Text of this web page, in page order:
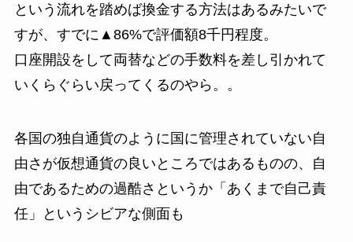
という流れを踏めば換金する方法はあるみたいで
すが、すでに▲86%で評価額8千円程度。
口座開設をして両替などの手数料を差し引かれて
いくらぐらい戻ってくるのやら。。
各国の独自通貨のように国に管理されていない自
由さが仮想通貨の良いところではあるものの、自
由であるための過酷さというか「あくまで自己責
任」というシビアな側面も